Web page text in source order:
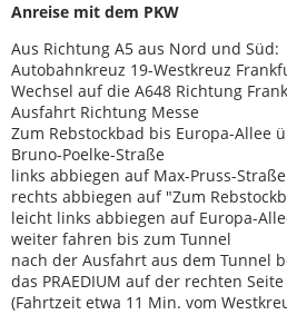
Anreise mit dem PKW
Aus Richtung A5 aus Nord und Süd:
Autobahnkreuz 19-Westkreuz
Wechsel auf die A648 Richtung
Ausfahrt Richtung Messe
Zum Rebstockbad bis Europa-Allee
Bruno-Poelke-Straße
links abbiegen auf Max-Pruss-Straße
rechts abbiegen auf "Zum
leicht links abbiegen auf Europa-
weiter fahren bis zum Tunnel
nach der Ausfahrt aus dem Tunnel
das PRAEDIUM auf der rechten Seite
(Fahrtzeit etwa 11 Min. vom